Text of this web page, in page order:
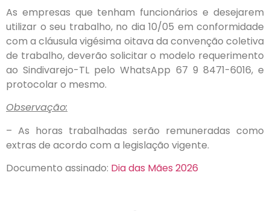
As empresas que tenham funcionários e desejarem
utilizar o seu trabalho, no dia 10/05 em conformidade
com a cláusula vigésima oitava da convenção coletiva
de trabalho, deverão solicitar o modelo requerimento
ao Sindivarejo-TL pelo WhatsApp 67 9 8471-6016, e
protocolar o mesmo.
Observação:
– As horas trabalhadas serão remuneradas como
extras de acordo com a legislação vigente.
Documento assinado: Dia das Mães 2026